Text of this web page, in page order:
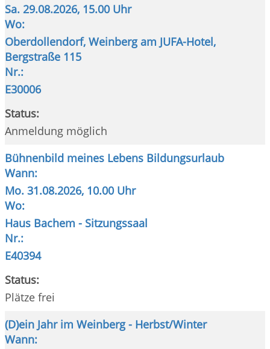
Sa. 29.08.2026, 15.00 Uhr
Wo:
Oberdollendorf, Weinberg am JUFA-Hotel,
Bergstraße 115
Nr.:
E30006
Status:
Anmeldung möglich
Bühnenbild meines Lebens Bildungsurlaub
Wann:
Mo. 31.08.2026, 10.00 Uhr
Wo:
Haus Bachem - Sitzungssaal
Nr.:
E40394
Status:
Plätze frei
(D)ein Jahr im Weinberg - Herbst/Winter
Wann: